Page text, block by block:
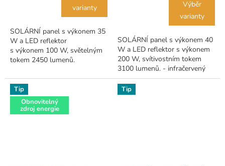
varianty
SOLÁRNÍ panel s výkonem 35
W a LED reflektor
s výkonem 100 W, světelným
tokem 2450 lumenů.
Výběr
varianty
SOLÁRNÍ panel s výkonem 40
W a LED reflektor s výkonem
200 W, svítivostním tokem
3100 lumenů. - infračervený
dálkový ovladač pro ovládání
funkcí: vypínač ON / OFF-
funkce...
Tip
Obnovitelný
zdroj energie
Tip